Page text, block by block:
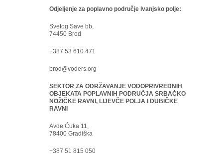
Odjeljenje za poplavno područje Ivanjsko polje:
Svetog Save bb,
74450 Brod
+387 53 610 471
brod@voders.org
SEKTOR ZA ODRŽAVANJE VODOPRIVREDNIH
OBJEKATA POPLAVNIH PODRUČJA SRBAČKO-
NOŽIČKE RAVNI, LIJEVČE POLJA I DUBIČKE
RAVNI
Avde Ćuka 11,
78400 Gradiška
+387 51 815 050